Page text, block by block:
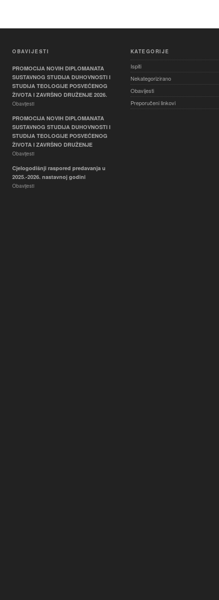
OBAVIJESTI
PROMOCIJA NOVIH DIPLOMANATA
SUSTAVNOG STUDIJA DUHOVNOSTI I
STUDIJA TEOLOGIJE POSVEĆENOG
ŽIVOTA I ZAVRŠNO DRUŽENJE 2026.
Obavijesti
PROMOCIJA NOVIH DIPLOMANATA
SUSTAVNOG STUDIJA DUHOVNOSTI I
STUDIJA TEOLOGIJE POSVEĆENOG
ŽIVOTA I ZAVRŠNO DRUŽENJE
Obavijesti
Cjelogodišnji raspored predavanja u
2025.-2026. nastavnoj godini
Obavijesti
KATEGORIJE
Ispiti
Nekategorizirano
Obavijesti
Preporučeni linkovi